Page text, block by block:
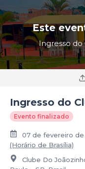
Este
Ingresso do
Ingresso do
Evento finalizado
07 de fevereiro de
(Horário de Brasília)
Clube Do